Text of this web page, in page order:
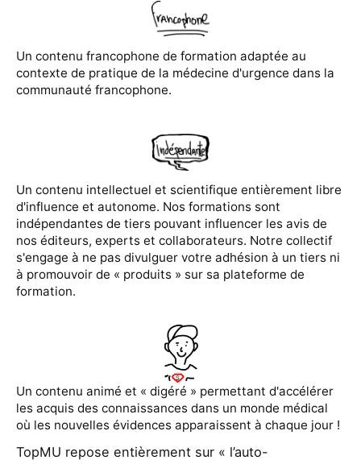
Un contenu francophone de formation adaptée au
contexte de pratique de la médecine d'urgence dans la
communauté francophone.
Un contenu intellectuel et scientifique entièrement libre
d'influence et autonome. Nos formations sont
indépendantes de tiers pouvant influencer les avis de
nos éditeurs, experts et collaborateurs. Notre collectif
s'engage à ne pas divulguer votre adhésion à un tiers ni
à promouvoir de « produits » sur sa plateforme de
formation.
Un contenu animé et « digéré » permettant d'accélérer
les acquis des connaissances dans un monde médical
où les nouvelles évidences apparaissent à chaque jour !
TopMU repose entièrement sur « l’auto-